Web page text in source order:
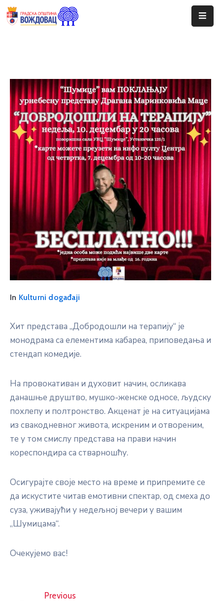
Догађаји
Програми
Ценовник
Набавке
In Kulturni događaji
Хит представа „Добродошли на терапију“ је
монодрама са елементима кабареа, приповедања и
стендап комедије.
На провокативан и духовит начин, осликава
данашње друштво, мушко-женске односе, људску
похлепу и полтронство. Акценат је на ситуацијама
из свакодневног живота, искреним и отвореним,
те у том смислу представа на прави начин
кореспондира са стварношћу.
Осигурајте своје место на време и припремите се
да искустите читав емотивни спектар, од смеха до
суза, уживајући у недељној вечери у вашим
„Шумицама“.
Очекујемо вас!
Previous